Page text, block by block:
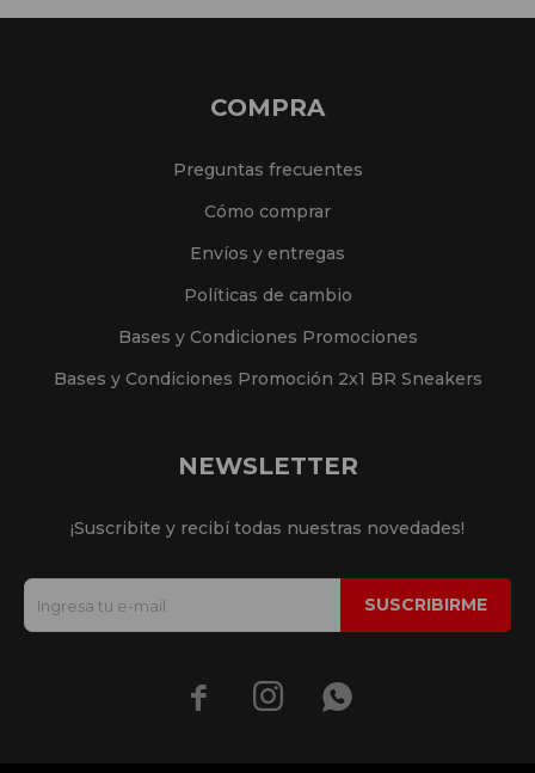
COMPRA
Preguntas frecuentes
Cómo comprar
Envíos y entregas
Políticas de cambio
Bases y Condiciones Promociones
Bases y Condiciones Promoción 2x1 BR Sneakers
NEWSLETTER
¡Suscribite y recibí todas nuestras novedades!
SUSCRIBIRME
  